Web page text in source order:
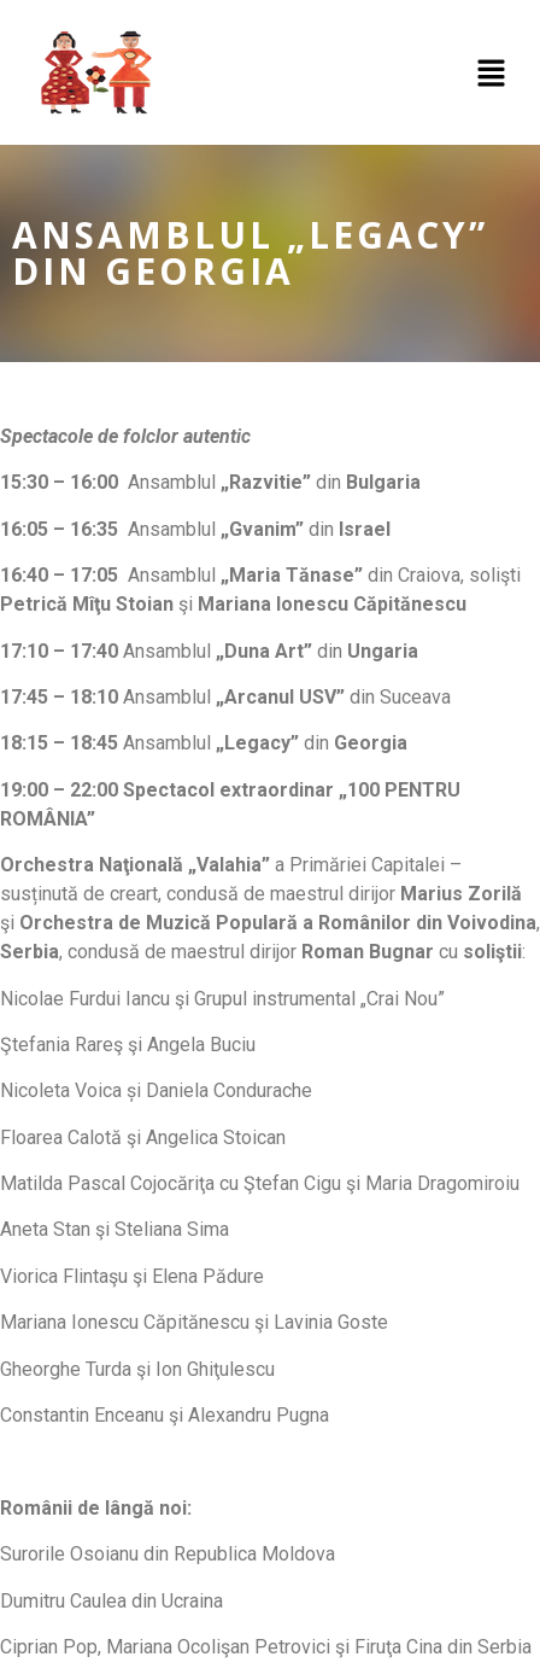
ANSAMBLUL „LEGACY”
DIN GEORGIA
Spectacole de folclor autentic
15:30 – 16:00 Ansamblul „Razvitie” din Bulgaria
16:05 – 16:35 Ansamblul „Gvanim” din Israel
16:40 – 17:05 Ansamblul „Maria Tănase” din Craiova, solişti
Petrică Mîţu Stoian şi Mariana Ionescu Căpitănescu
17:10 – 17:40 Ansamblul „Duna Art” din Ungaria
17:45 – 18:10 Ansamblul „Arcanul USV” din Suceava
18:15 – 18:45 Ansamblul „Legacy” din Georgia
19:00 – 22:00 Spectacol extraordinar „100 PENTRU
ROMÂNIA”
Orchestra Naţională „Valahia” a Primăriei Capitalei –
susținută de creart, condusă de maestrul dirijor Marius Zorilă
şi Orchestra de Muzică Populară a Românilor din Voivodina,
Serbia, condusă de maestrul dirijor Roman Bugnar cu soliştii:
Nicolae Furdui Iancu şi Grupul instrumental „Crai Nou”
Ştefania Rareş şi Angela Buciu
Nicoleta Voica și Daniela Condurache
Floarea Calotă şi Angelica Stoican
Matilda Pascal Cojocăriţa cu Ştefan Cigu şi Maria Dragomiroiu
Aneta Stan şi Steliana Sima
Viorica Flintaşu şi Elena Pădure
Mariana Ionescu Căpitănescu şi Lavinia Goste
Gheorghe Turda şi Ion Ghiţulescu
Constantin Enceanu şi Alexandru Pugna
Românii de lângă noi:
Surorile Osoianu din Republica Moldova
Dumitru Caulea din Ucraina
Ciprian Pop, Mariana Ocolişan Petrovici şi Firuţa Cina din Serbia